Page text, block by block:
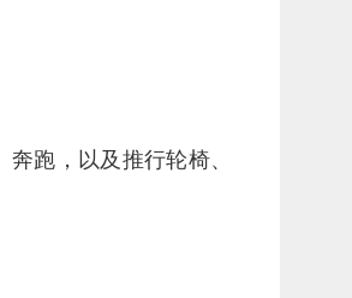
跑，以及推行轮椅、